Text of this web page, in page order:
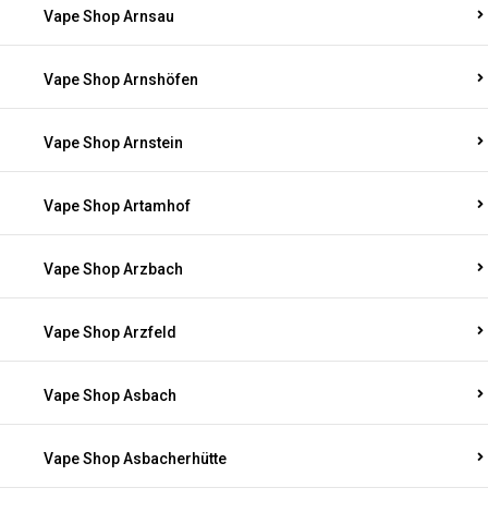
Vape Shop Arnsau
Vape Shop Arnshöfen
Vape Shop Arnstein
Vape Shop Artamhof
Vape Shop Arzbach
Vape Shop Arzfeld
Vape Shop Asbach
Vape Shop Asbacherhütte